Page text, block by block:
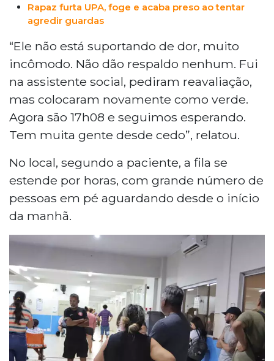
Rapaz furta UPA, foge e acaba preso ao tentar
agredir guardas
“Ele não está suportando de dor, muito
incômodo. Não dão respaldo nenhum. Fui
na assistente social, pediram reavaliação,
mas colocaram novamente como verde.
Agora são 17h08 e seguimos esperando.
Tem muita gente desde cedo”, relatou.
No local, segundo a paciente, a fila se
estende por horas, com grande número de
pessoas em pé aguardando desde o início
da manhã.